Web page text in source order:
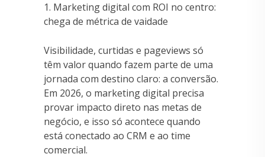
1. Marketing digital com ROI no centro:
chega de métrica de vaidade
Visibilidade, curtidas e pageviews só
têm valor quando fazem parte de uma
jornada com destino claro: a conversão.
Em 2026, o marketing digital precisa
provar impacto direto nas metas de
negócio, e isso só acontece quando
está conectado ao CRM e ao time
comercial.